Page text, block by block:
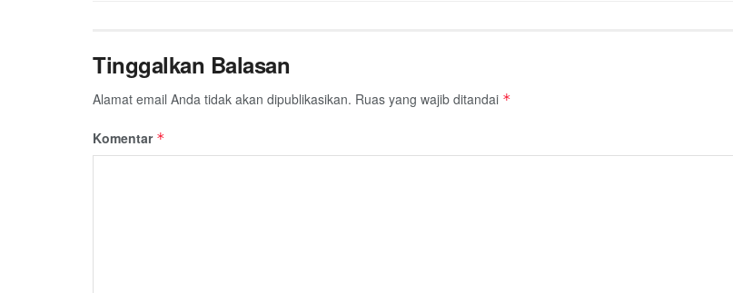
Tinggalkan Balasan
Alamat email Anda tidak akan dipublikasikan. Ruas yang wajib ditandai *
Komentar *